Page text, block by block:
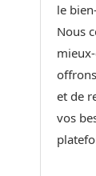
le
Nous
et de
vos